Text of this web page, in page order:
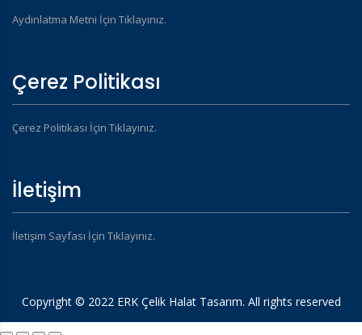
Aydınlatma Metni İçin Tıklayınız.
Çerez Politikası
Çerez Politikası İçin Tıklayınız.
İletişim
İletişim Sayfası İçin Tıklayınız.
Copyright © 2022 ERK Çelik Halat Tasarım. All rights reserved